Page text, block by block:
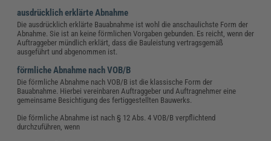
ausdrücklich erklärte Abnahme
Die ausdrücklich erklärte Bauabnahme ist wohl die anschaulichste Form der
Abnahme. Sie ist an keine förmlichen Vorgaben gebunden. Es reicht, wenn der
Auftraggeber mündlich erklärt, dass die Bauleistung vertragsgemäß
ausgeführt und abgenommen ist.
förmliche Abnahme nach VOB/B
Die förmliche Abnahme nach VOB/B ist die klassische Form der
Bauabnahme. Hierbei vereinbaren Auftraggeber und Auftragnehmer eine
gemeinsame Besichtigung des fertiggestellten Bauwerks.
Die förmliche Abnahme ist nach § 12 Abs. 4 VOB/B verpflichtend
durchzuführen, wenn